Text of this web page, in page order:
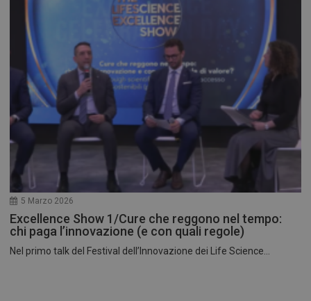
5 Marzo 2026
Excellence Show 1/Cure che reggono nel tempo:
chi paga l’innovazione (e con quali regole)
Nel primo talk del Festival dell’Innovazione dei Life Science...